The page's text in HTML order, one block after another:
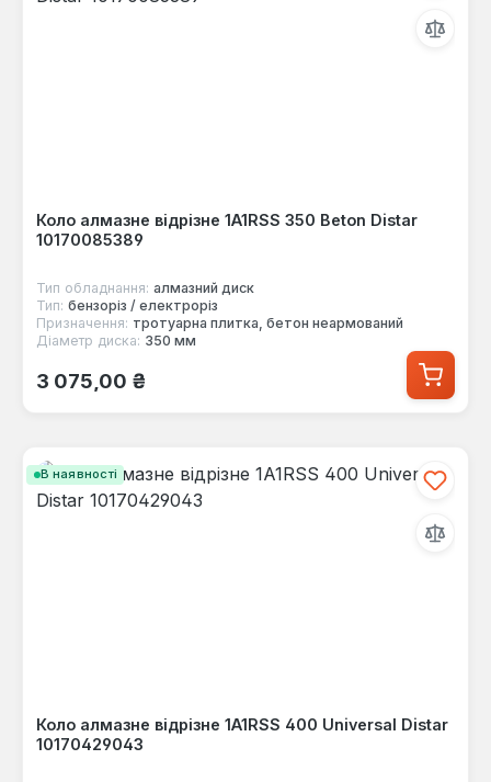
Коло алмазне відрізне 1A1RSS 350 Beton Distar
10170085389
Тип обладнання: алмазний диск
Тип: бензоріз / електроріз
Призначення: тротуарна плитка, бетон неармований
Діаметр диска: 350 мм
Звичайна ціна:
3 075,00 ₴
В наявності
Коло алмазне відрізне 1A1RSS 400 Universal Distar
10170429043